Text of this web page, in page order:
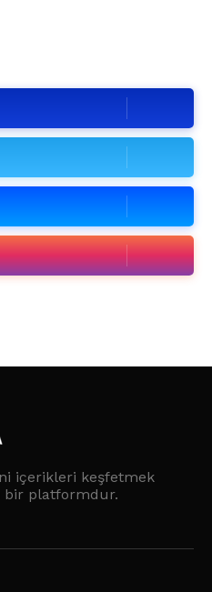
içerikleri keşfetmek
bir platformdur.